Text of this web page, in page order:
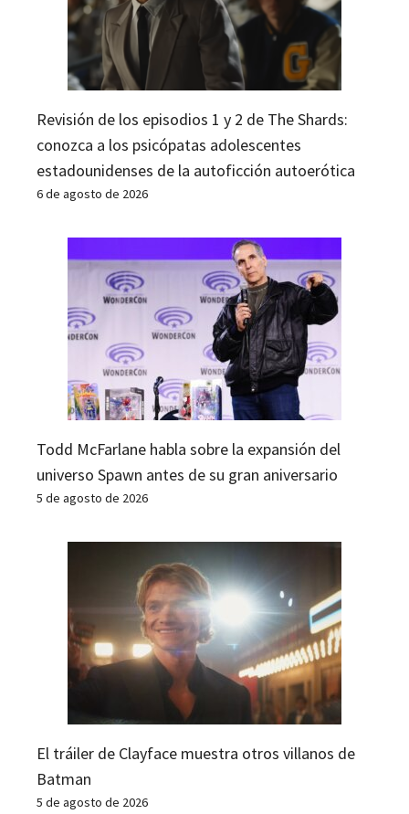
Revisión de los episodios 1 y 2 de The Shards:
conozca a los psicópatas adolescentes
estadounidenses de la autoficción autoerótica
6 de agosto de 2026
Todd McFarlane habla sobre la expansión del
universo Spawn antes de su gran aniversario
5 de agosto de 2026
El tráiler de Clayface muestra otros villanos de
Batman
5 de agosto de 2026